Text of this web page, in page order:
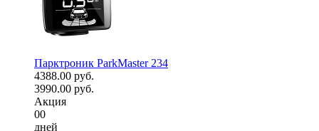
Парктроник ParkMaster 234
4388.00 руб.
3990.00 руб.
Акция
00
дней